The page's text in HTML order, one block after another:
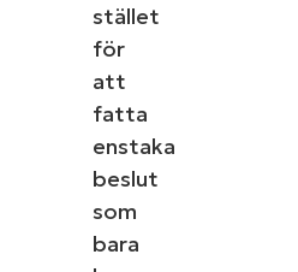
stället
för
att
fatta
enstaka
beslut
som
bara